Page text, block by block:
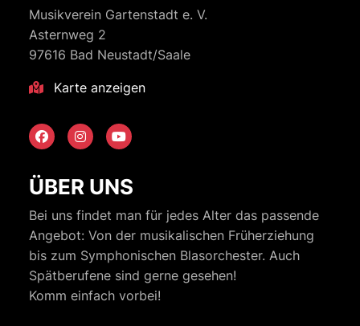
Musikverein Gartenstadt e. V.
Asternweg 2
97616 Bad Neustadt/Saale
Karte anzeigen
ÜBER UNS
Bei uns findet man für jedes Alter das passende
Angebot: Von der musikalischen Früherziehung
bis zum Symphonischen Blasorchester. Auch
Spätberufene sind gerne gesehen!
Komm einfach vorbei!